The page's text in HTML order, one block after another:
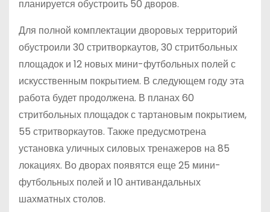
планируется обустроить 50 дворов.
Для полной комплектации дворовых территорий
обустроили 30 стритворкаутов, 30 стритбольных
площадок и 12 новых мини-футбольных полей с
искусственным покрытием. В следующем году эта
работа будет продолжена. В планах 60
стритбольных площадок с тартановым покрытием,
55 стритворкаутов. Также предусмотрена
установка уличных силовых тренажеров на 85
локациях. Во дворах появятся еще 25 мини-
футбольных полей и 10 антивандальных
шахматных столов.